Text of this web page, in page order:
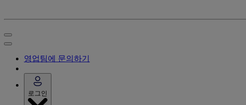
영업팀에 문의하기
로그인